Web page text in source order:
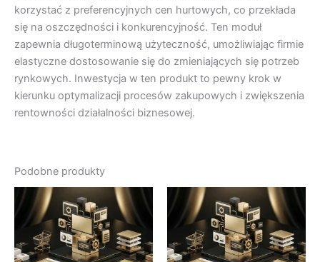
korzystać z preferencyjnych cen hurtowych, co przekłada
się na oszczędności i konkurencyjność. Ten moduł
zapewnia długoterminową użyteczność, umożliwiając firmie
elastyczne dostosowanie się do zmieniających się potrzeb
rynkowych. Inwestycja w ten produkt to pewny krok w
kierunku optymalizacji procesów zakupowych i zwiększenia
rentowności działalności biznesowej.
Podobne produkty